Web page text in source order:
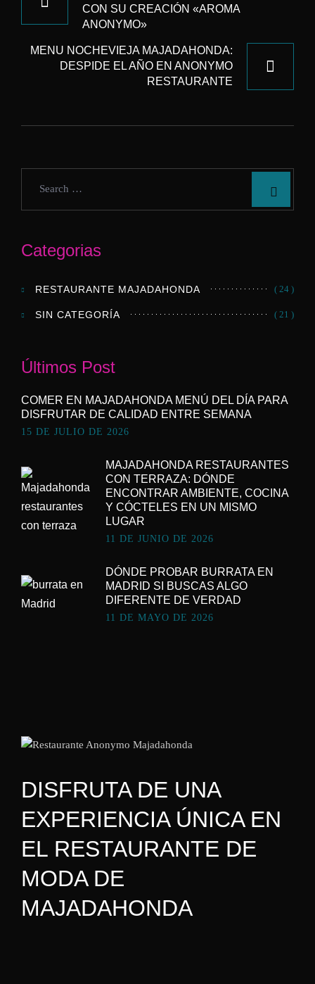
ENTRADAS
CON SU CREACIÓN «AROMA
ANONYMO»
MENU NOCHEVIEJA MAJADAHONDA:
DESPIDE EL AÑO EN ANONYMO
RESTAURANTE
Categorias
RESTAURANTE MAJADAHONDA ( 24 )
SIN CATEGORÍA ( 21 )
Últimos Post
COMER EN MAJADAHONDA MENÚ DEL DÍA PARA
DISFRUTAR DE CALIDAD ENTRE SEMANA
15 DE JULIO DE 2026
MAJADAHONDA RESTAURANTES
CON TERRAZA: DÓNDE
ENCONTRAR AMBIENTE, COCINA
Y CÓCTELES EN UN MISMO
LUGAR
11 DE JUNIO DE 2026
DÓNDE PROBAR BURRATA EN
MADRID SI BUSCAS ALGO
DIFERENTE DE VERDAD
11 DE MAYO DE 2026
DISFRUTA DE UNA
EXPERIENCIA ÚNICA EN
EL RESTAURANTE DE
MODA DE
MAJADAHONDA